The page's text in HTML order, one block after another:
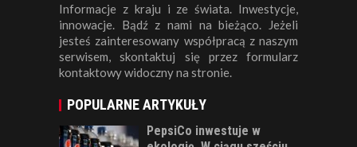
Informacje z kraju i ze świata. Inwestycje,
innowacje. Bądź z nami na bieżąco. Jeżeli
jesteś zainteresowany współpracą z naszym
serwisem, skontaktuj się przez formularz
kontaktowy widoczny na stronie.
POPULARNE ARTYKUŁY
PepsiCo inwestuje w